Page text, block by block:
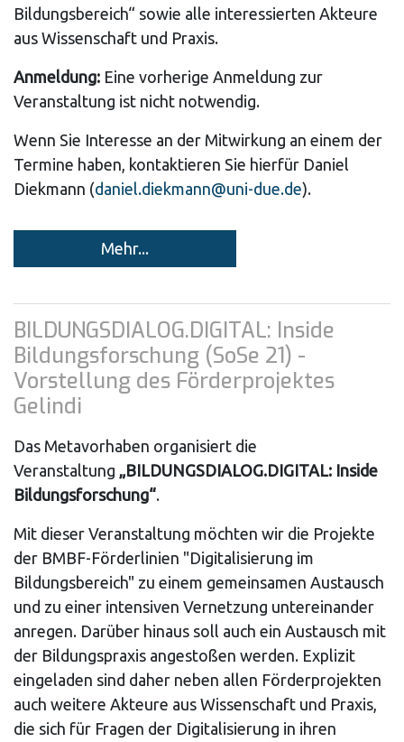
Bildungsbereich“ sowie alle interessierten Akteure
aus Wissenschaft und Praxis.
Anmeldung: Eine vorherige Anmeldung zur
Veranstaltung ist nicht notwendig.
Wenn Sie Interesse an der Mitwirkung an einem der
Termine haben, kontaktieren Sie hierfür Daniel
Diekmann (daniel.diekmann@uni-due.de).
Mehr...
BILDUNGSDIALOG.DIGITAL: Inside
Bildungsforschung (SoSe 21) -
Vorstellung des Förderprojektes
Gelindi
Das Metavorhaben organisiert die
Veranstaltung „BILDUNGSDIALOG.DIGITAL: Inside
Bildungsforschung“.
Mit dieser Veranstaltung möchten wir die Projekte
der BMBF-Förderlinien "Digitalisierung im
Bildungsbereich" zu einem gemeinsamen Austausch
und zu einer intensiven Vernetzung untereinander
anregen. Darüber hinaus soll auch ein Austausch mit
der Bildungspraxis angestoßen werden. Explizit
eingeladen sind daher neben allen Förderprojekten
auch weitere Akteure aus Wissenschaft und Praxis,
die sich für Fragen der Digitalisierung in ihren